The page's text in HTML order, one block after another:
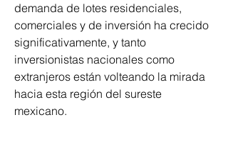
demanda de lotes residenciales,
comerciales y de inversión ha crecido
significativamente, y tanto
inversionistas nacionales como
extranjeros están volteando la mirada
hacia esta región del sureste
mexicano.